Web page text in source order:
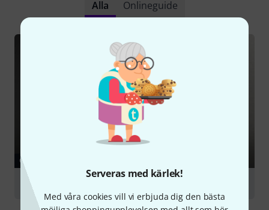
Serveras med kärlek!
Med våra cookies vill vi erbjuda dig den bästa
Alla Onlineguide
GUIDE
Drumheads